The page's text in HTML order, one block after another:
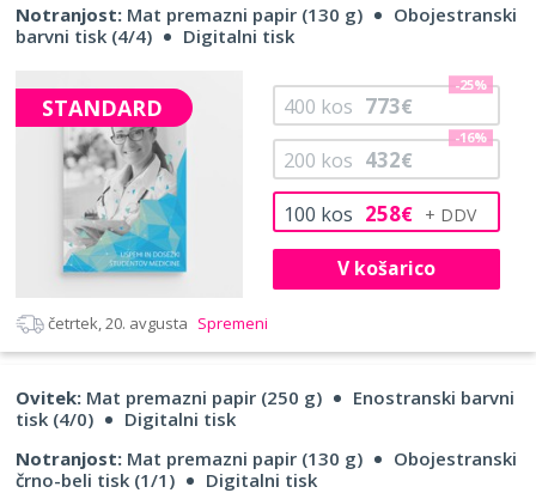
Notranjost: Mat premazni papir (130 g)
Obojestranski
barvni tisk (4/4)
Digitalni tisk
STANDARD
100 kos 258€
200 kos 432€
-16%
400 kos 773€
-25%
V košarico
četrtek, 20. avgusta Spremeni
Ovitek: Mat premazni papir (250 g)
Enostranski barvni
tisk (4/0)
Digitalni tisk
Notranjost: Mat premazni papir (130 g)
Obojestranski
črno-beli tisk (1/1)
Digitalni tisk